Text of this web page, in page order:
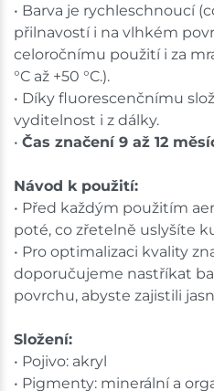
• Barva je rychleschnoucí
přilnavostí i na vlhkém
celoročnímu použití i za
°C až +50 °C.).
• Díky fluorescenčnímu
vyditelnost i z dálky.
• Čas značení 9 až 12
Návod k použití:
• Před každým použitím
poté, co zřetelně uslyšíte
• Pro optimalizaci kvality
doporučujeme nastříkat
povrchu, abyste zajistili
Složení:
• Pojivo: akryl
• Pigmenty: minerální a